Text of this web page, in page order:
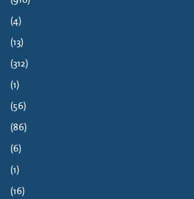
(4)
(13)
(312)
(1)
(56)
(86)
(6)
(1)
(16)